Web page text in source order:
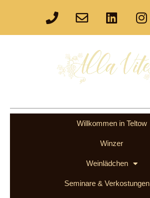
Willkommen in Teltow
Winzer
Weinlädchen
Seminare & Verkostungen